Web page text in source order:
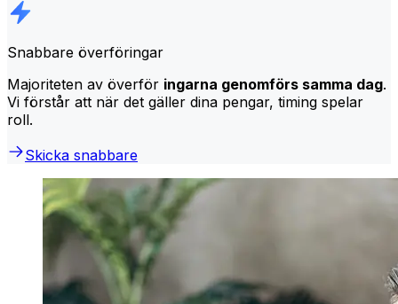
Snabbare överföringar
Majoriteten av överför ingarna genomförs samma dag.
Vi förstår att när det gäller dina pengar, timing spelar
roll.
Skicka snabbare